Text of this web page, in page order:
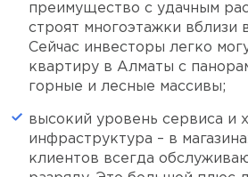
преимущество с удачным
строят многоэтажки вблизи
Сейчас инвесторы легко
квартиру в Алматы с
горные и лесные массивы;
высокий уровень сервиса и
инфраструктура – в
клиентов всегда